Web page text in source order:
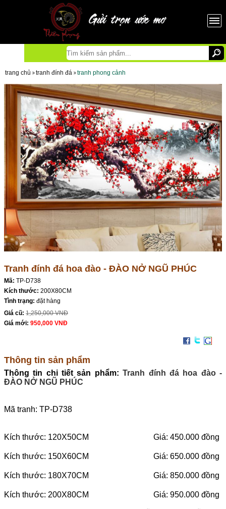
trang chủ tranh đính đá tranh phong cảnh
Tranh đính đá hoa đào - ĐÀO NỞ NGŨ PHÚC
Mã: TP-D738
Kích thước: 200X80CM
Tình trạng: đặt hàng
Giá cũ: 1,250,000 VNĐ
Giá mới: 950,000 VNĐ
Thông tin sản phẩm
Thông tin chi tiết sản phẩm:Tranh đính đá hoa đào -
ĐÀO NỞ NGŨ PHÚC
Mã tranh: TP-D738
Kích thước: 120X50CM Giá: 450.000 đồng
Kích thước: 150X60CM Giá: 650.000 đồng
Kích thước: 180X70CM Giá: 850.000 đồng
Kích thước: 200X80CM Giá: 950.000 đồng